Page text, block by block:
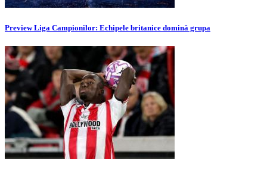
Preview Liga Campionilor: Echipele britanice domină grupa